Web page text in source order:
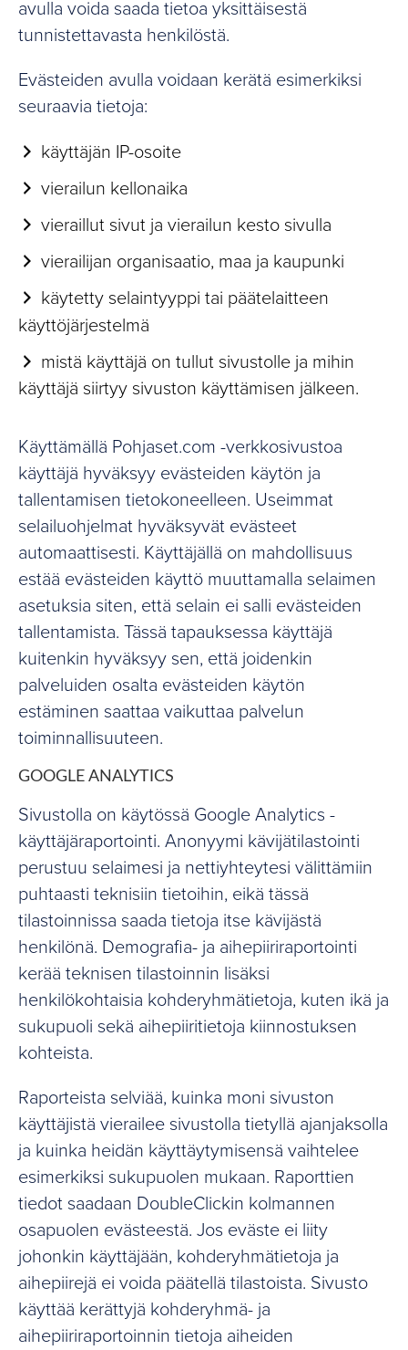
avulla voida saada tietoa yksittäisestä
tunnistettavasta henkilöstä.
Evästeiden avulla voidaan kerätä esimerkiksi
seuraavia tietoja:
käyttäjän IP-osoite
vierailun kellonaika
vieraillut sivut ja vierailun kesto sivulla
vierailijan organisaatio, maa ja kaupunki
käytetty selaintyyppi tai päätelaitteen
käyttöjärjestelmä
mistä käyttäjä on tullut sivustolle ja mihin
käyttäjä siirtyy sivuston käyttämisen jälkeen.
Käyttämällä Pohjaset.com -verkkosivustoa
käyttäjä hyväksyy evästeiden käytön ja
tallentamisen tietokoneelleen. Useimmat
selailuohjelmat hyväksyvät evästeet
automaattisesti. Käyttäjällä on mahdollisuus
estää evästeiden käyttö muuttamalla selaimen
asetuksia siten, että selain ei salli evästeiden
tallentamista. Tässä tapauksessa käyttäjä
kuitenkin hyväksyy sen, että joidenkin
palveluiden osalta evästeiden käytön
estäminen saattaa vaikuttaa palvelun
toiminnallisuuteen.
GOOGLE ANALYTICS
Sivustolla on käytössä Google Analytics -
käyttäjäraportointi. Anonyymi kävijätilastointi
perustuu selaimesi ja nettiyhteytesi välittämiin
puhtaasti teknisiin tietoihin, eikä tässä
tilastoinnissa saada tietoja itse kävijästä
henkilönä. Demografia- ja aihepiiriraportointi
kerää teknisen tilastoinnin lisäksi
henkilökohtaisia kohderyhmätietoja, kuten ikä ja
sukupuoli sekä aihepiiritietoja kiinnostuksen
kohteista.
Raporteista selviää, kuinka moni sivuston
käyttäjistä vierailee sivustolla tietyllä ajanjaksolla
ja kuinka heidän käyttäytymisensä vaihtelee
esimerkiksi sukupuolen mukaan. Raporttien
tiedot saadaan DoubleClickin kolmannen
osapuolen evästeestä. Jos eväste ei liity
johonkin käyttäjään, kohderyhmätietoja ja
aihepiirejä ei voida päätellä tilastoista. Sivusto
käyttää kerättyjä kohderyhmä- ja
aihepiiriraportoinnin tietoja aiheiden